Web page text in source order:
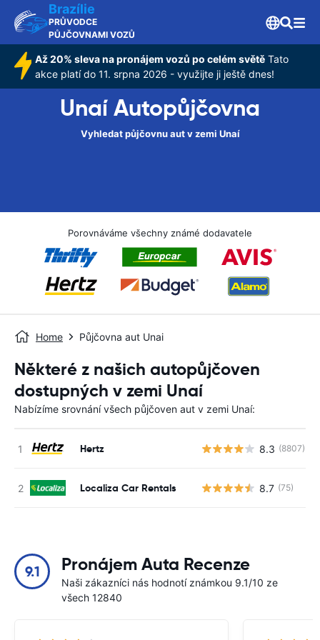
Brazílie
PRŮVODCE
PŮJČOVNAMI VOZŮ
Až 20% sleva na pronájem vozů po celém světě Tato
akce platí do 11. srpna 2026 - využijte ji ještě dnes!
Unaí Autopůjčovna
Vyhledat půjčovnu aut v zemi Unaí
Porovnáváme všechny známé dodavatele
Home Půjčovna aut Unai
Některé z našich autopůjčoven
dostupných v zemi Unaí
Nabízíme srovnání všech půjčoven aut v zemi Unaí:
Hertz 8.3 (8807)
Localiza Car Rentals 8.7 (75)
9.1 Pronájem Auta Recenze
Naši zákazníci nás hodnotí známkou 9.1/10 ze
všech 12840